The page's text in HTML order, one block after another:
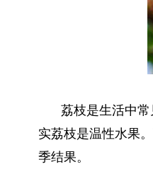
荔枝是生活中
实荔枝是温性水果
季结果。